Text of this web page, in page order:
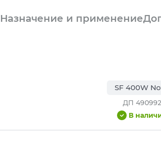
Назначение и применение
SF 400W
ДП 490992
В